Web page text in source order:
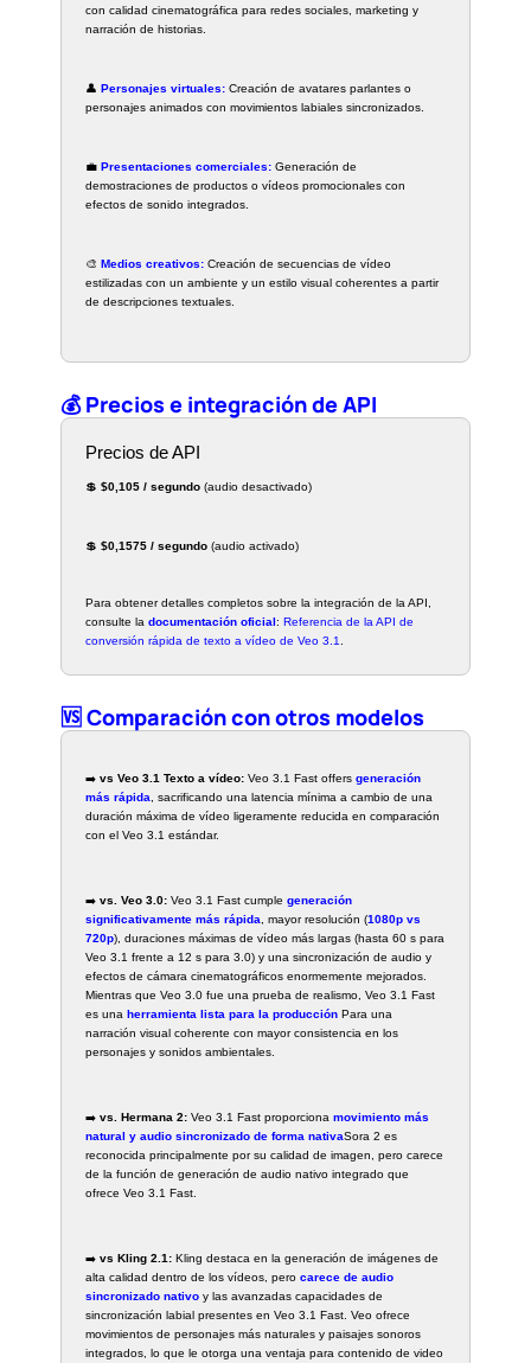
con calidad cinematográfica para redes sociales, marketing y
narración de historias.
👤Personajes virtuales: Creación de avatares parlantes o
personajes animados con movimientos labiales sincronizados.
💼Presentaciones comerciales: Generación de
demostraciones de productos o vídeos promocionales con
efectos de sonido integrados.
🎨Medios creativos: Creación de secuencias de vídeo
estilizadas con un ambiente y un estilo visual coherentes a partir
de descripciones textuales.
💰 Precios e integración de API
Precios de API
💲$0,105 / segundo (audio desactivado)
💲$0,1575 / segundo (audio activado)
Para obtener detalles completos sobre la integración de la API,
consulte ladocumentación oficial:Referencia de la API de
conversión rápida de texto a vídeo de Veo 3.1
🆚 Comparación con otros modelos
➡️vs Veo 3.1 Texto a vídeo: Veo 3.1 Fast offersgeneración
más rápida
, sacrificando una latencia mínima a cambio de una
duración máxima de vídeo ligeramente reducida en comparación
con el Veo 3.1 estándar.
➡️vs. Veo 3.0: Veo 3.1 Fast cumplegeneración
significativamente más rápida
, mayor resolución (1080p vs
720p), duraciones máximas de vídeo más largas (hasta 60 s para
Veo 3.1 frente a 12 s para 3.0) y una sincronización de audio y
efectos de cámara cinematográficos enormemente mejorados.
Mientras que Veo 3.0 fue una prueba de realismo, Veo 3.1 Fast
es unaherramienta lista para la producción Para una
narración visual coherente con mayor consistencia en los
personajes y sonidos ambientales.
➡️vs. Hermana 2: Veo 3.1 Fast proporcionamovimiento más
natural y audio sincronizado de forma nativaSora 2 es
reconocida principalmente por su calidad de imagen, pero carece
de la función de generación de audio nativo integrado que
ofrece Veo 3.1 Fast.
➡️vs Kling 2.1: Kling destaca en la generación de imágenes de
alta calidad dentro de los vídeos, perocarece de audio
sincronizado nativo y las avanzadas capacidades de
sincronización labial presentes en Veo 3.1 Fast. Veo ofrece
movimientos de personajes más naturales y paisajes sonoros
integrados, lo que le otorga una ventaja para contenido de video